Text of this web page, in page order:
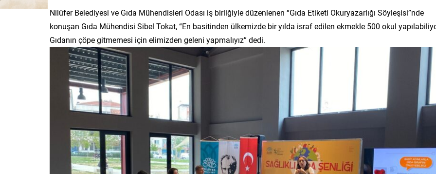
Nilüfer Belediyesi ve Gıda Mühendisleri Odası iş birliğiyle düzenlenen “Gıda Etiketi Okuryazarlığı Söyleşisi”nde
konuşan Gıda Mühendisi Sibel Tokat, “En basitinden ülkemizde bir yılda israf edilen ekmekle 500 okul
Gıdanın çöpe gitmemesi için elimizden geleni yapmalıyız” dedi.